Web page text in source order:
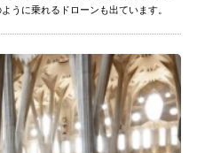
うに乗れるドローンも出ています。